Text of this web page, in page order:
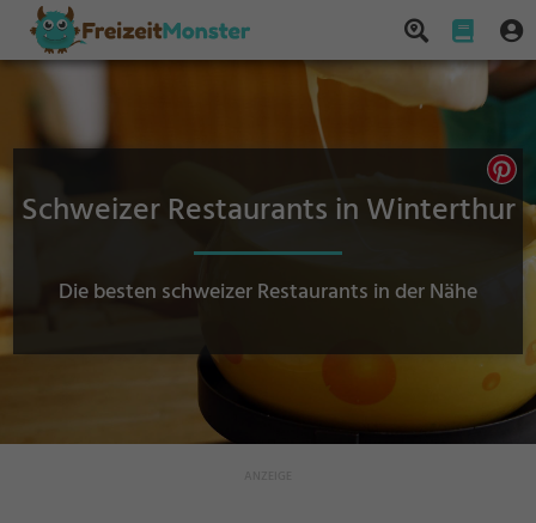
Schweizer Restaurants in Winterthur
Die besten schweizer Restaurants in der Nähe